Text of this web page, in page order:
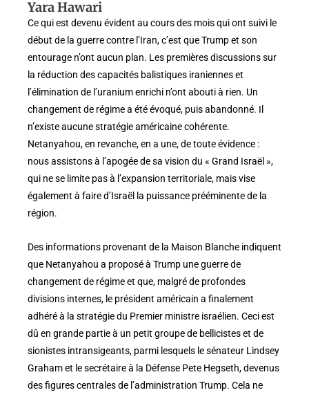
Yara Hawari
Ce qui est devenu évident au cours des mois qui ont suivi le
début de la guerre contre l’Iran, c’est que Trump et son
entourage n’ont aucun plan. Les premières discussions sur
la réduction des capacités balistiques iraniennes et
l’élimination de l’uranium enrichi n’ont abouti à rien. Un
changement de régime a été évoqué, puis abandonné. Il
n’existe aucune stratégie américaine cohérente.
Netanyahou, en revanche, en a une, de toute évidence :
nous assistons à l’apogée de sa vision du « Grand Israël »,
qui ne se limite pas à l’expansion territoriale, mais vise
également à faire d’Israël la puissance prééminente de la
région.
Des informations provenant de la Maison Blanche indiquent
que Netanyahou a proposé à Trump une guerre de
changement de régime et que, malgré de profondes
divisions internes, le président américain a finalement
adhéré à la stratégie du Premier ministre israélien. Ceci est
dû en grande partie à un petit groupe de bellicistes et de
sionistes intransigeants, parmi lesquels le sénateur Lindsey
Graham et le secrétaire à la Défense Pete Hegseth, devenus
des figures centrales de l’administration Trump. Cela ne